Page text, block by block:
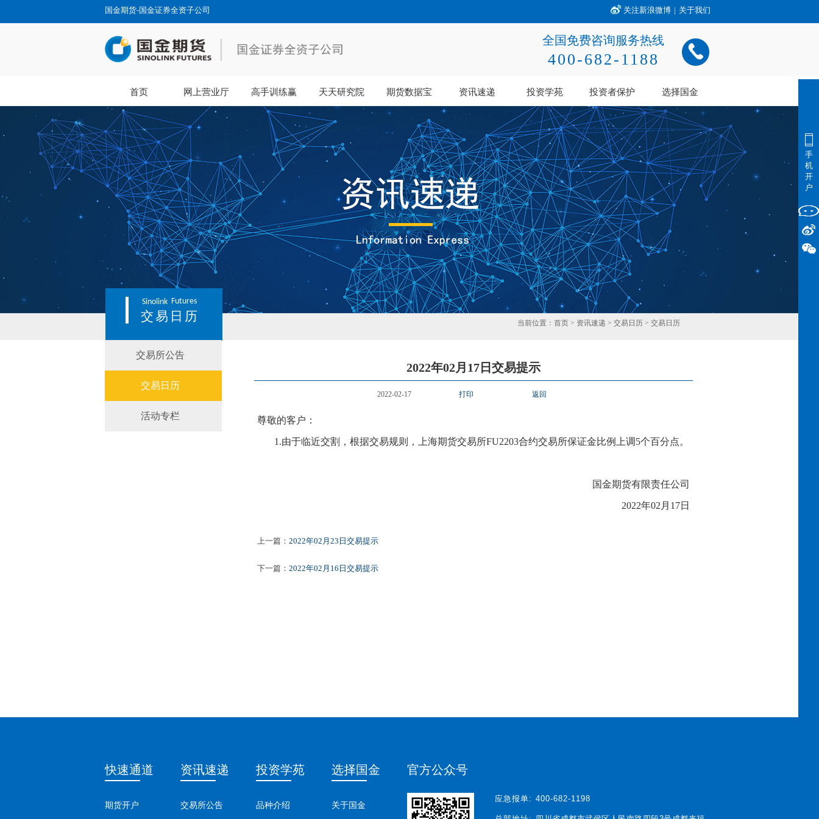
国金期货-国金证券全资子公司 关注新浪微博 | 关于我们
全国免费咨询服务热线
400-682-1188
首页 网上营业厅 高手训练赢 天天研究院 期货数据宝 资讯速递 投资学苑 投资者保护 选择国金
Sinolink Futures
交易日历 当前位置： 首页 > 资讯速递 > 交易日历 > 交易日历
交易所公告
交易日历
活动专栏
2022年02月17日交易提示
2022-02-17 打印 返回
尊敬的客户：
1.由于临近交割，根据交易规则，上海期货交易所FU2203合约交易所保证金比例上调5个百分点。
国金期货有限责任公司
2022年02 月 17日
上一篇： 2022年02月23日交易提示
下一篇： 2022年02月16日交易提示
快速通道
期货开户
资讯速递
交易所公告
投资学苑
品种介绍
选择国金
关于国金
官方公众号
应急报单: 400-682-1198
手
机
开
户